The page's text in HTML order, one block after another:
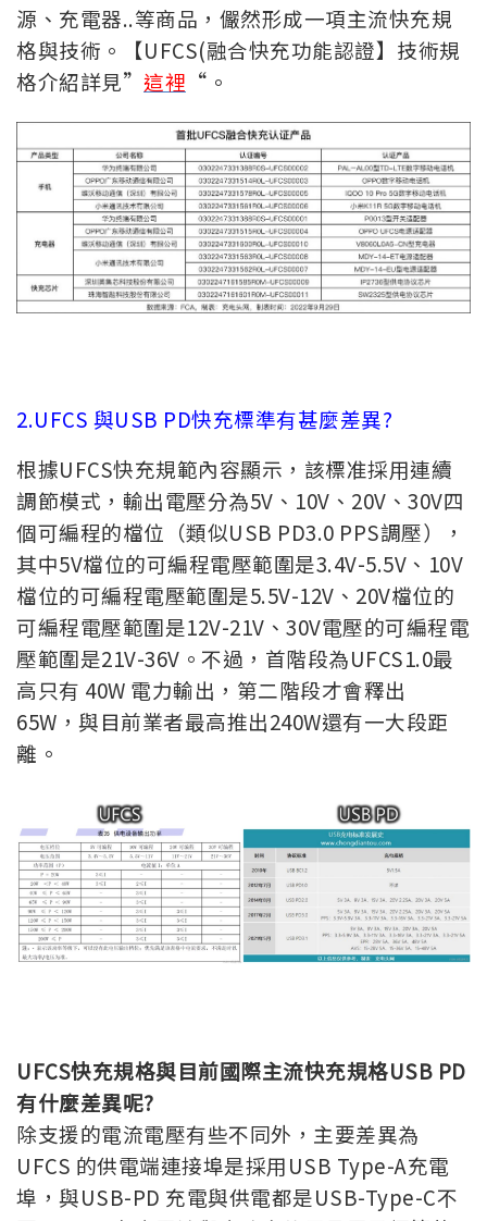
源、充電器..等商品，儼然形成一項主流快充規
格與技術。【UFCS(融合快充功能認證】技術規
格介紹詳見” 這裡 “。
2.UFCS 與USB PD快充標準有甚麼差異?
根據UFCS快充規範內容顯示，該標准採用連續
調節模式，輸出電壓分為5V、10V、20V、30V四
個可編程的檔位（類似USB PD3.0 PPS調壓），
其中5V檔位的可編程電壓範圍是3.4V-5.5V、10V
檔位的可編程電壓範圍是5.5V-12V、20V檔位的
可編程電壓範圍是12V-21V、30V電壓的可編程電
壓範圍是21V-36V。不過，首階段為UFCS1.0最
高只有 40W 電力輸出，第二階段才會釋出
65W，與目前業者最高推出240W還有一大段距
離。
UFCS快充規格與目前國際主流快充規格USB PD
有什麼差異呢?
除支援的電流電壓有些不同外，主要差異為
UFCS 的供電端連接埠是採用USB Type-A充電
埠，與USB-PD 充電與供電都是USB-Type-C不